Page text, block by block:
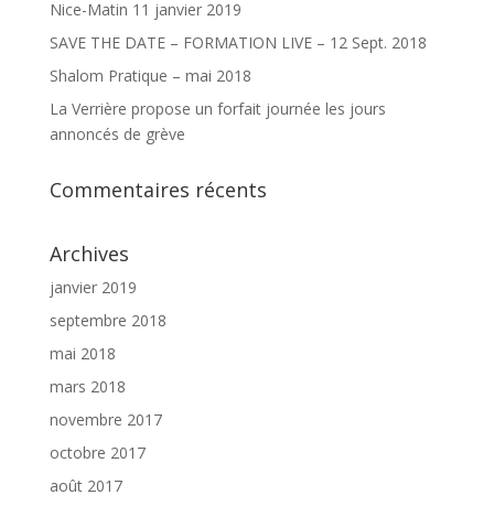
Nice-Matin 11 janvier 2019
SAVE THE DATE – FORMATION LIVE – 12 Sept. 2018
Shalom Pratique – mai 2018
La Verrière propose un forfait journée les jours
annoncés de grève
Commentaires récents
Archives
janvier 2019
septembre 2018
mai 2018
mars 2018
novembre 2017
octobre 2017
août 2017